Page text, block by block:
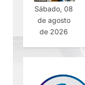
Sábado, 08
de agosto
de 2026